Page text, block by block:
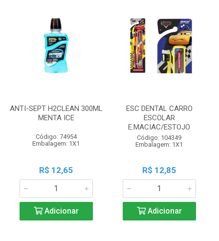
ANTI-SEPT H2CLEAN 300ML
MENTA ICE
Código: 74954
Embalagem: 1X1
R$ 12,65
Adicionar
ESC DENTAL CARRO
ESCOLAR
E.MACIAC/ESTOJO
Código: 104349
Embalagem: 1X1
R$ 12,85
Adicionar